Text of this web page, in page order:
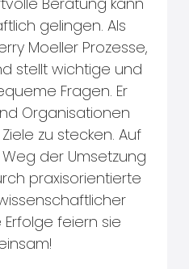
gelingen. Als
Moeller Prozesse,
stellt wichtige und
Fragen. Er
Organisationen
zu stecken. Auf
der Umsetzung
praxisorientierte
Erfolge feiern sie